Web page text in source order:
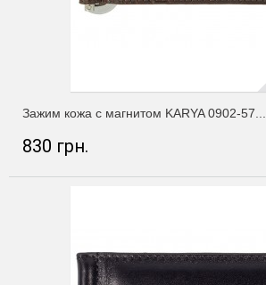
Зажим кожа с магнитом KARYA 0902-57...
830 грн.